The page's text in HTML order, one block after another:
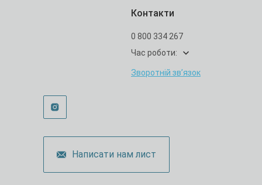
Написати нам лист
Контакти
0 800 334 267
Час роботи:
Зворотній зв’язок